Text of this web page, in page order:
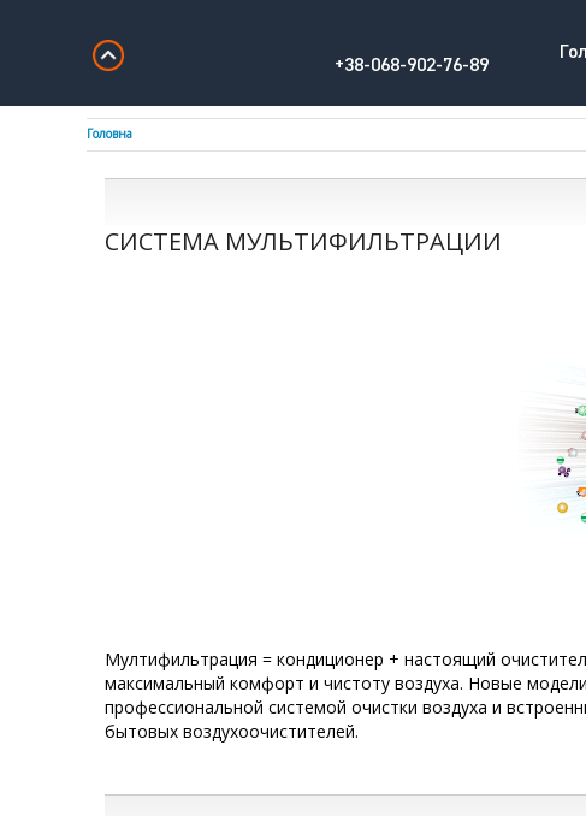
+38-068-902-76-89
Головна
СИСТЕМА МУЛЬТИФИЛЬТРАЦИИ
Мултифильтрация = кондиционер + настоящий
максимальный комфорт и чистоту воздуха. Новые
профессиональной системой очистки воздуха и
бытовых воздухоочистителей.